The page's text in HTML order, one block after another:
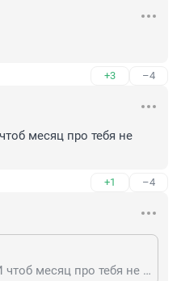
+3 –4
месяц про тебя не
+1 –4
Подавись от зависти ! И чтоб месяц про тебя не знали.